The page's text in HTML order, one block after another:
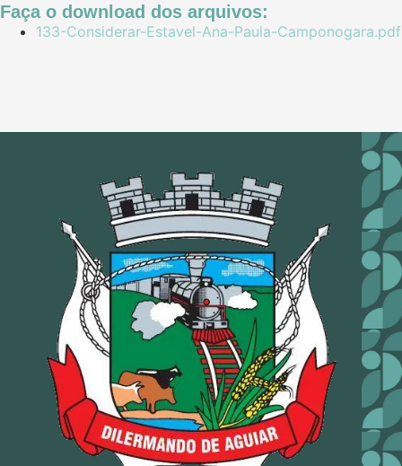
Faça o download dos arquivos:
133-Considerar-Estavel-Ana-Paula-Camponogara.pdf